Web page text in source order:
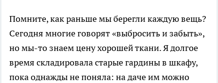
Помните, как раньше мы берегли каждую вещь?
Сегодня многие говорят «выбросить и забыть»,
но мы-то знаем цену хорошей ткани. Я долгое
время складировала старые гардины в шкафу,
пока однажды не поняла: на даче им можно